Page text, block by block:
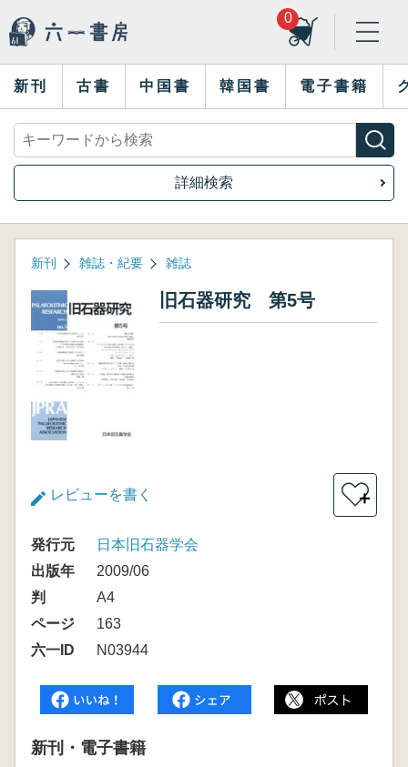
0
新刊 古書 中国書 韓国書 電子書籍
詳細検索
新刊 雑誌・紀要 雑誌
旧石器研究 第5号
レビューを書く ＋
発行元
日本旧石器学会
出版年
2009/06
判
A4
ページ
163
六一ID
N03944
新刊・電子書籍